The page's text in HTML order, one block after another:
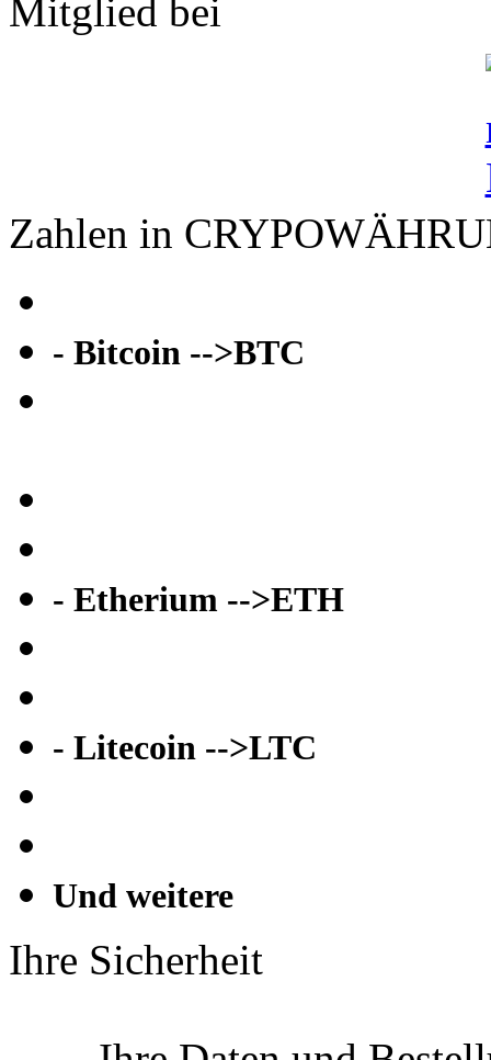
Mitglied bei
Zahlen in
- Bitcoin -->BTC
- Etherium -->ETH
- Litecoin -->LTC
Und weitere
Ihre Sicherheit